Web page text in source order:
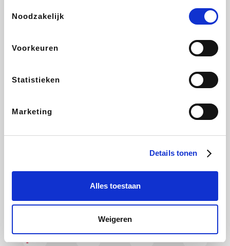
Noodzakelijk
Voorkeuren
Statistieken
Marketing
Details tonen
Alles toestaan
Weigeren
DeubaXXL
Ekoi About You
My Jewellery Tennis Point Samsung Delonghi